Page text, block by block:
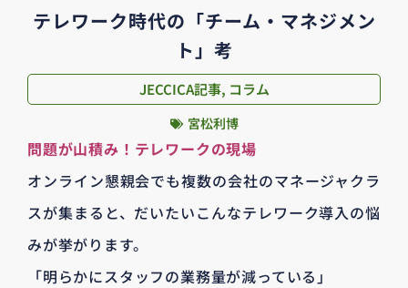
テレワーク時代の「チーム・マネジメン
ト」考
JECCICA記事, コラム
宮松利博
問題が山積み！テレワークの現場
オンライン懇親会でも複数の会社のマネージャクラ
スが集まると、だいたいこんなテレワーク導入の悩
みが挙がります。
「明らかにスタッフの業務量が減っている」